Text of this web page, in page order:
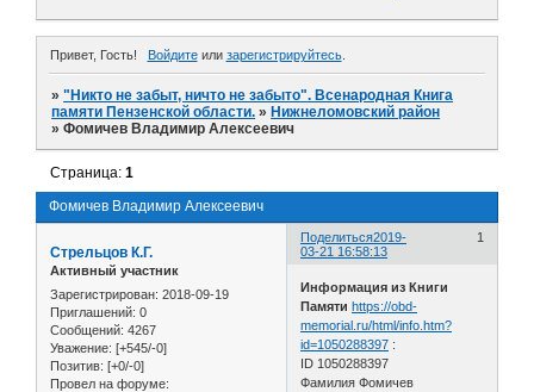
Привет, Гость! Войдитеили зарегистрируйтесь.
»"Никто не забыт, ничто не забыто". Всенародная Книга
памяти Пензенской области. » Нижнеломовский район
»Фомичев Владимир Алексеевич
Фомичев Владимир Алексеевич
Страница:1
Поделиться 1
2019-
03-21 16:58:13
Стрельцов К.Г.
Активный участник
Зарегистрирован: 2018-09-19
Приглашений: 0
Сообщений: 4267
Уважение: [+545/-0]
Позитив: [+0/-0]
Провел на форуме:
Информация из Книги
Памяти https://obd-
memorial.ru/html/info.htm?
id=1050288397 :
ID 1050288397
Фамилия Фомичев